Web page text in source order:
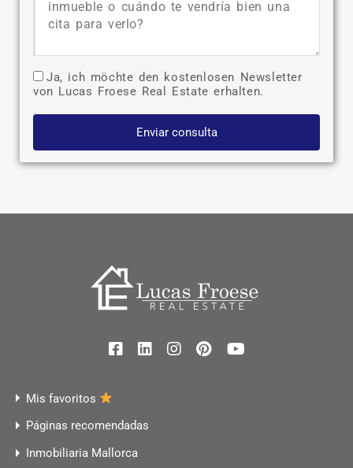
Ja, ich möchte den kostenlosen Newsletter
von Lucas Froese Real Estate erhalten.
Enviar consulta
Mis favoritos
Páginas recomendadas
Inmobiliaria Mallorca